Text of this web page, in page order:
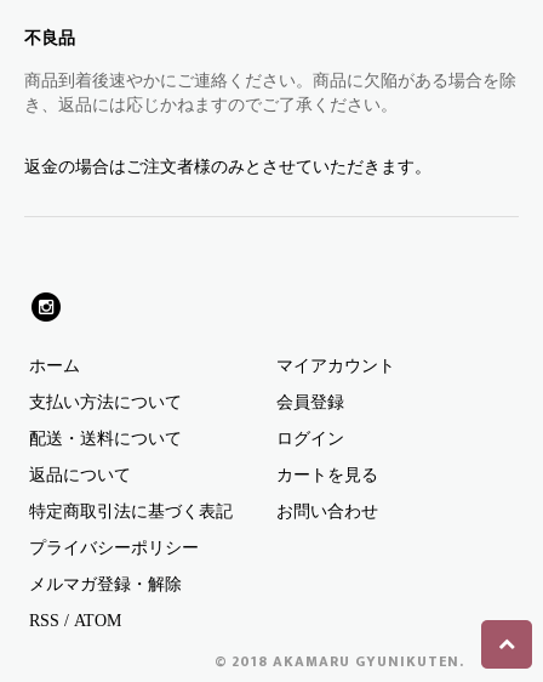
不良品
商品到着後速やかにご連絡ください。商品に欠陥がある場合を除
き、返品には応じかねますのでご了承ください。
返金の場合はご注文者様のみとさせていただきます。
ホーム
支払い方法について
配送・送料について
返品について
特定商取引法に基づく表記
プライバシーポリシー
メルマガ登録・解除
RSS / ATOM
マイアカウント
会員登録
ログイン
カートを見る
お問い合わせ
© 2018 AKAMARU GYUNIKUTEN.